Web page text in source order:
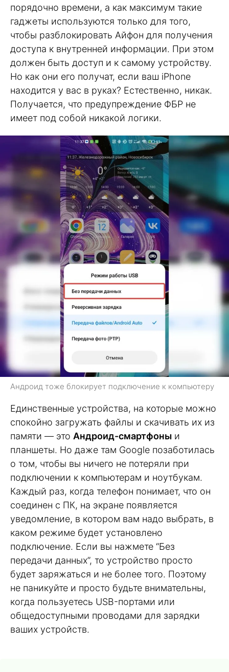
порядочно времени, а как максимум такие
гаджеты используются только для того,
чтобы разблокировать Айфон для получения
доступа к внутренней информации. При этом
должен быть доступ и к самому устройству.
Но как они его получат, если ваш iPhone
находится у вас в руках? Естественно, никак.
Получается, что предупреждение ФБР не
имеет под собой никакой логики.
Андроид тоже блокирует подключение к компьютеру
Единственные устройства, на которые можно
спокойно загружать файлы и скачивать их из
памяти — это Андроид-смартфоны и
планшеты. Но даже там Google позаботилась
о том, чтобы вы ничего не потеряли при
подключении к компьютерам и ноутбукам.
Каждый раз, когда телефон понимает, что он
соединен с ПК, на экране появляется
уведомление, в котором вам надо выбрать, в
каком режиме будет установлено
подключение. Если вы нажмете “Без
передачи данных”, то устройство просто
будет заряжаться и не более того. Поэтому
не паникуйте и просто будьте внимательны,
когда пользуетесь USB-портами или
общедоступными проводами для зарядки
ваших устройств.